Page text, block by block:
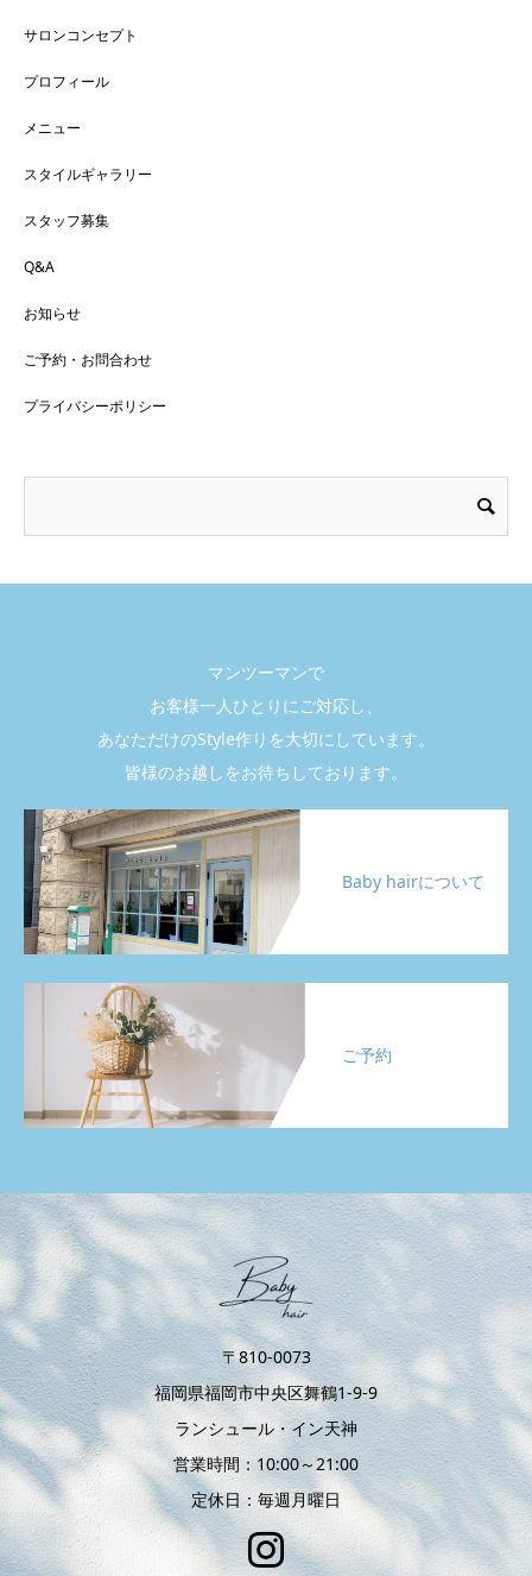
サロンコンセプト
プロフィール
メニュー
スタイルギャラリー
スタッフ募集
Q&A
お知らせ
ご予約・お問合わせ
プライバシーポリシー
マンツーマンで
お客様一人ひとりにご対応し、
あなただけのStyle作りを大切にしています。
皆様のお越しをお待ちしております。
Baby hairについて
ご予約
〒810-0073
福岡県福岡市中央区舞鶴1-9-9
ランシュール・イン天神
営業時間：10:00～21:00
定休日：毎週月曜日